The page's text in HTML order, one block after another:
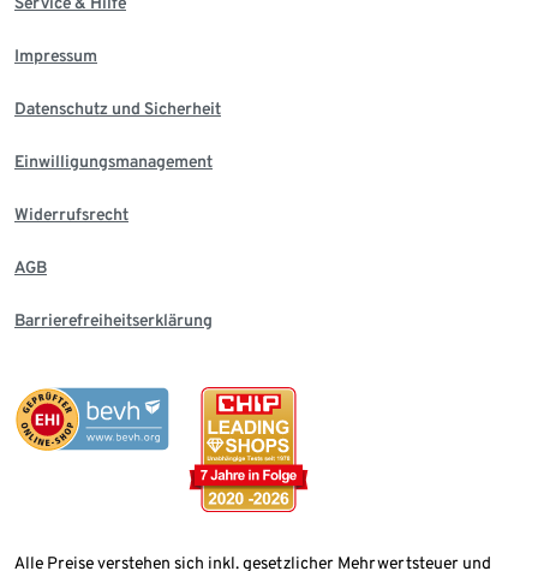
Impressum
Datenschutz und Sicherheit
Einwilligungsmanagement
Widerrufsrecht
AGB
Barrierefreiheitserklärung
Alle Preise verstehen sich inkl. gesetzlicher Mehrwertsteuer und